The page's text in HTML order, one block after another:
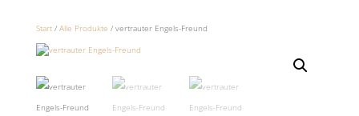
Start/ Alle Produkte / vertrauter Engels-Freund